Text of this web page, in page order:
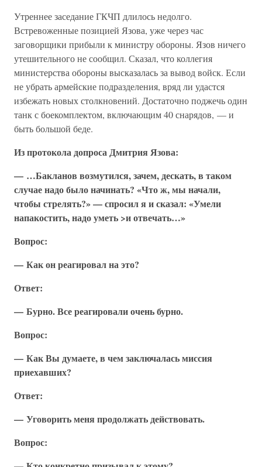
Утреннее заседание ГКЧП длилось недолго.
Встревоженные позицией Язова, уже через час
заговорщики прибыли к министру обороны. Язов ничего
утешительного не сообщил. Сказал, что коллегия
министерства обороны высказалась за вывод войск. Если
не убрать армейские подразделения, вряд ли удастся
избежать новых столкновений. Достаточно поджечь один
танк с боекомплектом, включающим 40 снарядов, — и
быть большой беде.
Из протокола допроса Дмитрия Язова:
— …Бакланов возмутился, зачем, дескать, в таком
случае надо было начинать? «Что ж, мы начали,
чтобы стрелять?» — спросил я и сказал: «Умели
напакостить, надо уметь >и отвечать…»
Вопрос:
— Как он реагировал на это?
Ответ:
— Бурно. Все реагировали очень бурно.
Вопрос:
— Как Вы думаете, в чем заключалась миссия
приехавших?
Ответ:
— Уговорить меня продолжать действовать.
Вопрос: